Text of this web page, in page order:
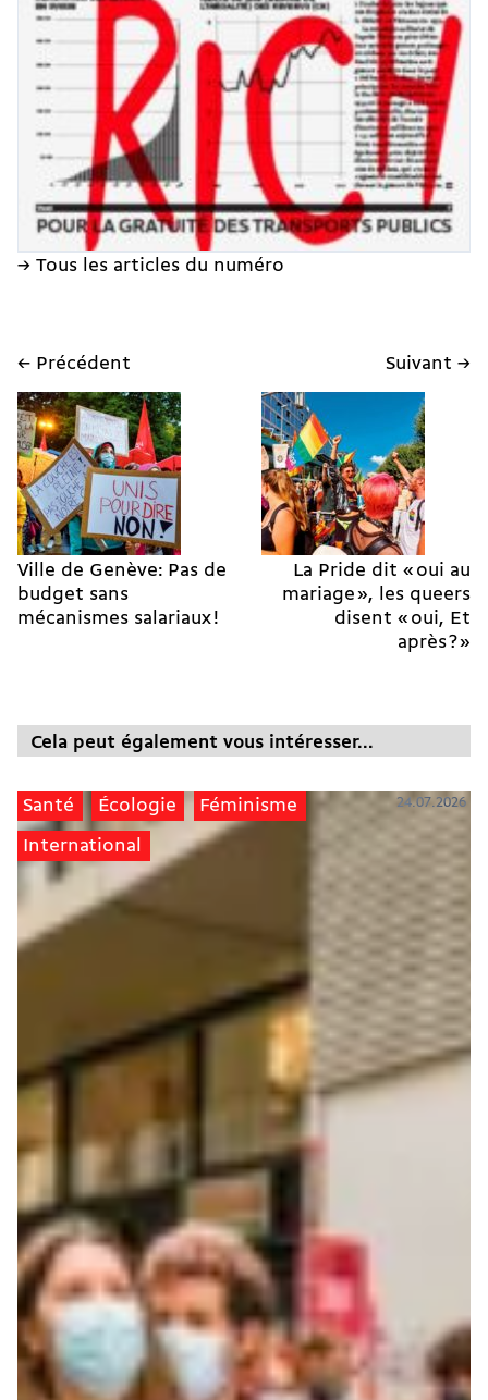
→ Tous les articles du numéro
← Précédent
Ville de Genève: Pas de
budget sans
mécanismes salariaux !
Suivant →
La Pride dit « oui au
mariage », les queers
disent « oui, Et
après ? »
Cela peut également vous intéresser...
Santé Écologie Féminisme
International
24.07.2026